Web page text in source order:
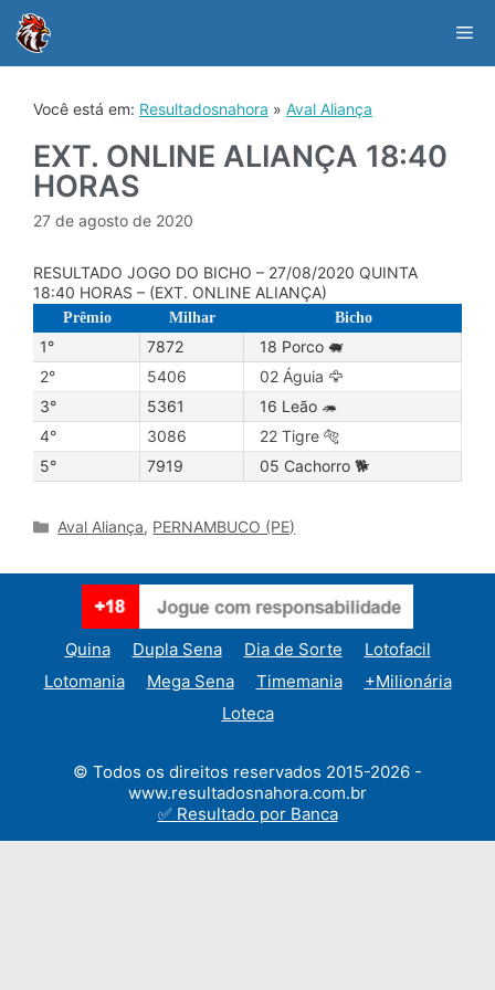
content
Você está em: Resultadosnahora » Aval Aliança
EXT. ONLINE ALIANÇA 18:40
HORAS
27 de agosto de 2020
RESULTADO JOGO DO BICHO – 27/08/2020 QUINTA
18:40 HORAS – (EXT. ONLINE ALIANÇA)
Prêmio Milhar Bicho
1° 7872
18 Porco 🐖
2°
5406
02 Águia 🦅
3°
5361
16 Leão 🦔
4°
3086
22 Tigre 🐅
5°
7919 05 Cachorro 🐕
Categories
Aval Aliança, PERNAMBUCO (PE)
Quina Dupla Sena Dia de Sorte
Lotofacil
Lotomania
Mega Sena Timemania
+Milionária
Loteca
© Todos os direitos reservados 2015-2026 -
www.resultadosnahora.com.br
✅ Resultado por Banca